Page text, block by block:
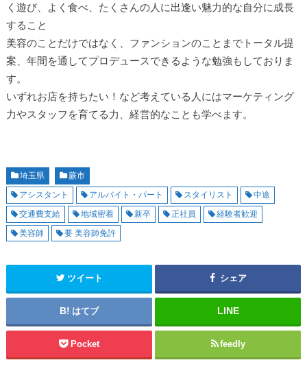
く遊び、よく食べ、たくさんの人に出逢い魅力的な自分に成長
すること
美容のことだけではなく、ファンションのことまでトータル提
案、年間を通してプロデュースできるような勉強もしておりま
す。
いずれお店を持ちたい！など考えている人にはマーケティング
力やスタッフを育てる力、経営的なことも学べます。
埼玉県
蕨市
アシスタント
アルバイト・パート スタイリスト
中途
交通費支給
地域密着 新卒 正社員
経験者歓迎
美容師
要 美容師免許
ツイート シェア
はてブ
Pocket feedly